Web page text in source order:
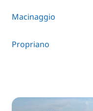
Macinaggio
Propriano